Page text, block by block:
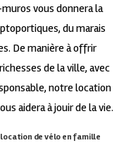
vous donnera la
du marais
De manière à offrir
de la ville, avec
notre location
aidera à jouir de la vie.
location de vélo en famille